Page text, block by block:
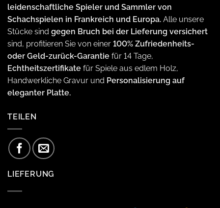
leidenschaftliche Spieler und Sammler von
Schachspielen in Frankreich und Europa. Alle unsere
Stücke sind gegen Bruch bei der Lieferung versichert
sind, profitieren Sie von einer 100% Zufriedenheits-
oder Geld-zurück-Garantie für 14 Tage,
Echtheitszertifikate für Spiele aus edlem Holz,
Handwerkliche Gravur und Personalisierung auf
eleganter Platte.
TEILEN
LIEFERUNG